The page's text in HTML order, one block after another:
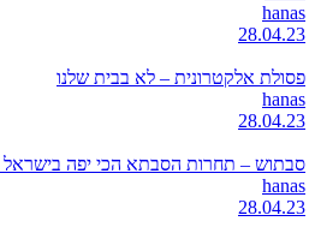
hanas
28.04.23
פסולת אלקטרונית – לא בבית שלנו
hanas
28.04.23
סבתוש – תחרות הסבתא הכי יפה בישראל
hanas
28.04.23